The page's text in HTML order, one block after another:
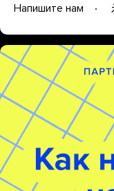
Напишите нам